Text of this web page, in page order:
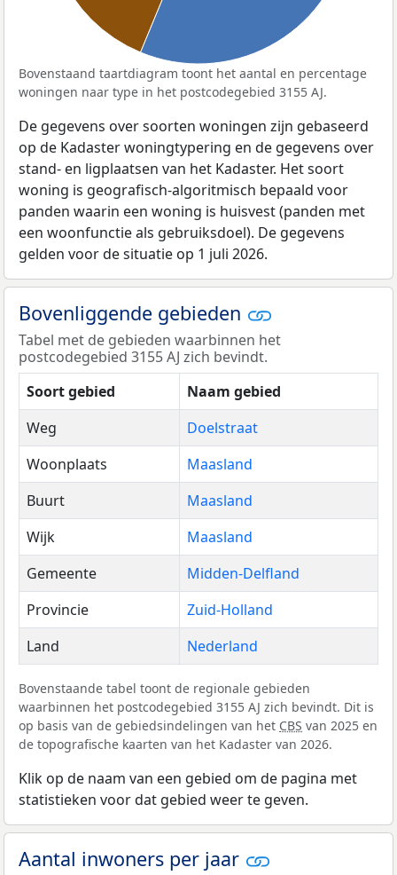
Bovenstaand taartdiagram toont het aantal en percentage
woningen naar type in het postcodegebied 3155 AJ.
De gegevens over soorten woningen zijn gebaseerd
op de Kadaster woningtypering en de gegevens over
stand- en ligplaatsen van het Kadaster. Het soort
woning is geografisch-algoritmisch bepaald voor
panden waarin een woning is huisvest (panden met
een woonfunctie als gebruiksdoel). De gegevens
gelden voor de situatie op 1 juli 2026.
Bovenliggende gebieden
Tabel met de gebieden waarbinnen het
postcodegebied 3155 AJ zich bevindt.
Soort gebied
Naam gebied
Weg
Doelstraat
Woonplaats
Maasland
Buurt
Maasland
Wijk
Maasland
Gemeente
Midden-Delfland
Provincie
Zuid-Holland
Land
Nederland
Bovenstaande tabel toont de regionale gebieden
waarbinnen het postcodegebied 3155 AJ zich bevindt. Dit is
op basis van de gebiedsindelingen van het CBS van 2025 en
de topografische kaarten van het Kadaster van 2026.
Klik op de naam van een gebied om de pagina met
statistieken voor dat gebied weer te geven.
Aantal inwoners per jaar